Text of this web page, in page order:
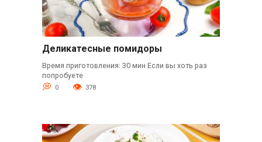
Деликатесные помидоры
Время приготовления: 30 мин Если вы хоть раз
попробуете
0 378